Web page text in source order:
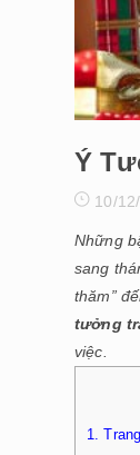
Ý
10/
Những
sang
thăm”
tưởng
việc.
1.